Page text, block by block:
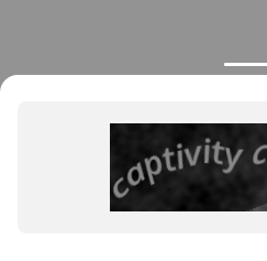
+7 925 282 34 40